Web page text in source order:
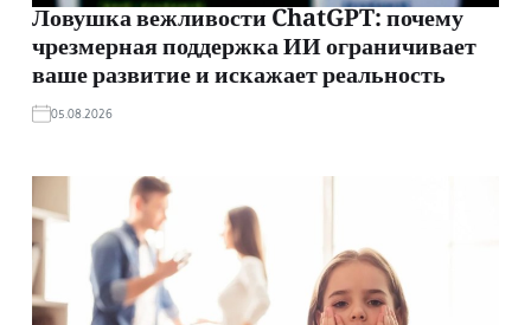
Ловушка вежливости ChatGPT: почему
чрезмерная поддержка ИИ ограничивает
ваше развитие и искажает реальность
05.08.2026